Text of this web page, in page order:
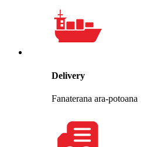
Delivery
Fanaterana ara-potoana